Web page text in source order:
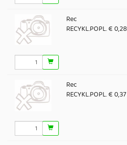
Rec
RECYKL.POPL. € 0,28
Rec
RECYKL.POPL. € 0,37